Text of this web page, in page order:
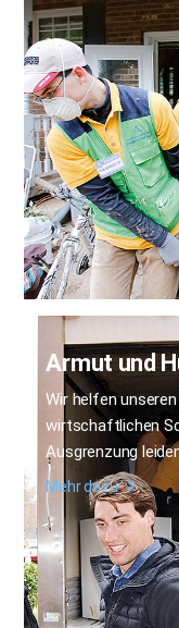
Armut und
Wir helfen
wirtschaftlichen
Ausgrenzung
Mehr dazu